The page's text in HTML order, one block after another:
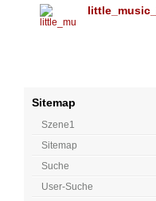
Sitemap
Szene1
Sitemap
Suche
User-Suche